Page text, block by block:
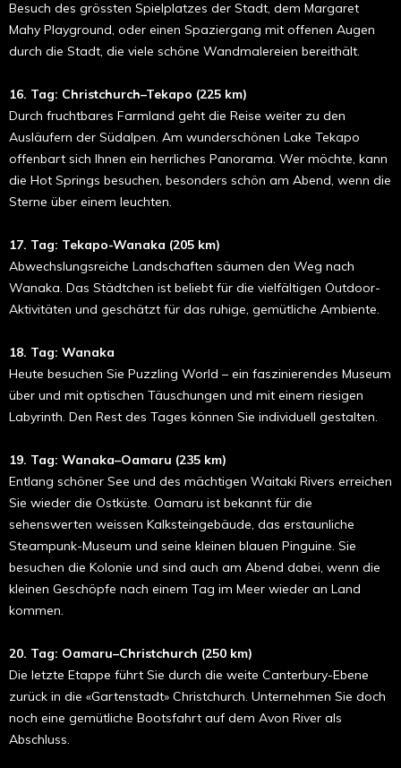
Besuch des grössten Spielplatzes der Stadt, dem Margaret
Mahy Playground, oder einen Spaziergang mit offenen Augen
durch die Stadt, die viele schöne Wandmalereien bereithält.
16. Tag: Christchurch–Tekapo (225 km)
Durch fruchtbares Farmland geht die Reise weiter zu den
Ausläufern der Südalpen. Am wunderschönen Lake Tekapo
offenbart sich Ihnen ein herrliches Panorama. Wer möchte, kann
die Hot Springs besuchen, besonders schön am Abend, wenn die
Sterne über einem leuchten.
17. Tag: Tekapo-Wanaka (205 km)
Abwechslungsreiche Landschaften säumen den Weg nach
Wanaka. Das Städtchen ist beliebt für die vielfältigen Outdoor-
Aktivitäten und geschätzt für das ruhige, gemütliche Ambiente.
18. Tag: Wanaka
Heute besuchen Sie Puzzling World – ein faszinierendes Museum
über und mit optischen Täuschungen und mit einem riesigen
Labyrinth. Den Rest des Tages können Sie individuell gestalten.
19. Tag: Wanaka–Oamaru (235 km)
Entlang schöner See und des mächtigen Waitaki Rivers erreichen
Sie wieder die Ostküste. Oamaru ist bekannt für die
sehenswerten weissen Kalksteingebäude, das erstaunliche
Steampunk-Museum und seine kleinen blauen Pinguine. Sie
besuchen die Kolonie und sind auch am Abend dabei, wenn die
kleinen Geschöpfe nach einem Tag im Meer wieder an Land
kommen.
20. Tag: Oamaru–Christchurch (250 km)
Die letzte Etappe führt Sie durch die weite Canterbury-Ebene
zurück in die «Gartenstadt» Christchurch. Unternehmen Sie doch
noch eine gemütliche Bootsfahrt auf dem Avon River als
Abschluss.